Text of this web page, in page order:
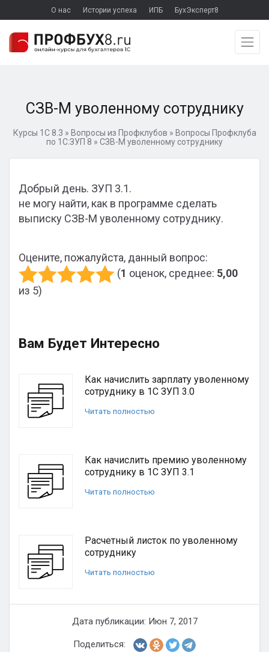
О нас Истории успеха ИПБ БухЭксперт8
СЗВ-М уволенному сотруднику
Курсы 1С 8.3 » Вопросы из Профклубов » Вопросы Профклуба
по 1С:ЗУП 8 » СЗВ-М уволенному сотруднику
Добрый день. ЗУП 3.1.
не могу найти, как в программе сделать
выписку СЗВ-М уволенному сотруднику.
Оцените, пожалуйста, данный вопрос:
(1 оценок, среднее: 5,00
из 5)
Вам Будет Интересно
Как начислить зарплату уволенному
сотруднику в 1С ЗУП 3.0
Читать полностью
Как начислить премию уволенному
сотруднику в 1С ЗУП 3.1
Читать полностью
Расчетный листок по уволенному
сотруднику
Читать полностью
Дата публикации: Июн 7, 2017
Поделиться: